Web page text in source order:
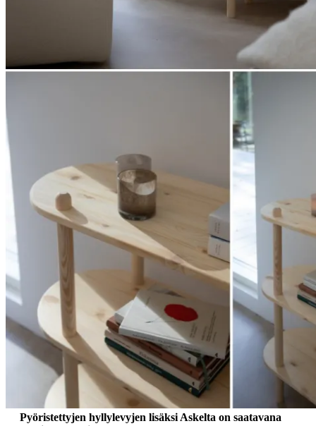
Pyöristettyjen hyllylevyjen lisäksi Askelta on saatavana